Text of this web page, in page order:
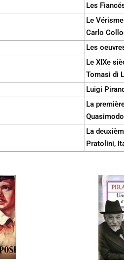
Les
Le
Carlo
Les
Le XIXe
Tomasi di
Luigi
La
La
Pratolini,